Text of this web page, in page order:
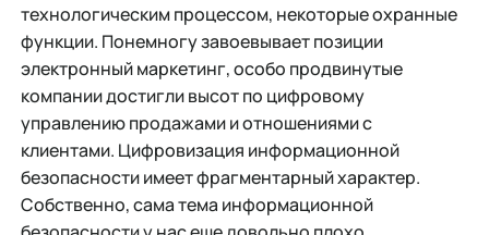
технологическим процессом, некоторые охранные
функции. Понемногу завоевывает позиции
электронный маркетинг, особо продвинутые
компании достигли высот по цифровому
управлению продажами и отношениями с
клиентами. Цифровизация информационной
безопасности имеет фрагментарный характер.
Собственно, сама тема информационной